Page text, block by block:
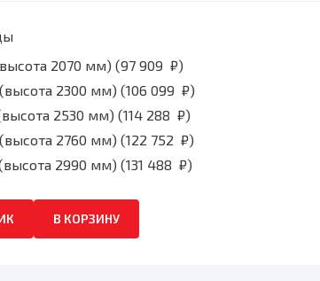
₽
2070 мм) (97 909 ₽)
2300 мм) (106 099 ₽)
2530 мм) (114 288 ₽)
2760 мм) (122 752 ₽)
2990 мм) (131 488 ₽)
В КОРЗИНУ